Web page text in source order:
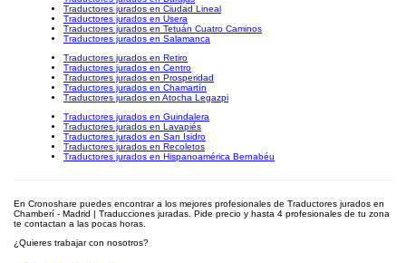
Traductores jurados en Ciudad Lineal
Traductores jurados en Usera
Traductores jurados en Tetuán Cuatro Caminos
Traductores jurados en Salamanca
Traductores jurados en Retiro
Traductores jurados en Centro
Traductores jurados en Prosperidad
Traductores jurados en Chamartín
Traductores jurados en Atocha Legazpi
Traductores jurados en Guindalera
Traductores jurados en Lavapiés
Traductores jurados en San Isidro
Traductores jurados en Recoletos
Traductores jurados en Hispanoamérica Bernabéu
En Cronoshare puedes encontrar a los mejores profesionales de Traductores jurados en
Chamberí - Madrid | Traducciones juradas. Pide precio y hasta 4 profesionales de tu zona
te contactan a las pocas horas.
¿Quieres trabajar con nosotros?